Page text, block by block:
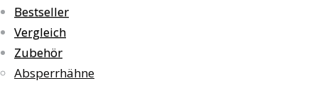
Bestseller
Vergleich
Zubehör
Absperrhähne